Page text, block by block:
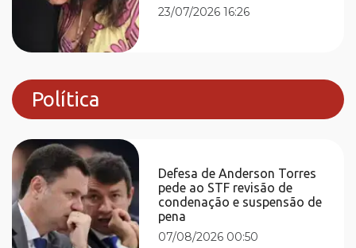
23/07/2026 16:26
Política
Defesa de Anderson Torres
pede ao STF revisão de
condenação e suspensão de
pena
07/08/2026 00:50